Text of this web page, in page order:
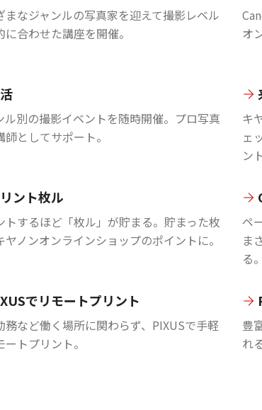
まなジャンルの写真家を迎えて撮影レベル
に合わせた講座を開催。
オ
ル別の撮影イベントを随時開催。プロ写真
師としてサポート。
キ
ェ
ン
ント枚ル
トするほど「枚ル」が貯まる。貯まった枚
ヤノンオンラインショップのポイントに。
ペ
ま
る。
でリモートプリント
務など働く場所に関わらず、PIXUSで手軽
ートプリント。
豊
れ